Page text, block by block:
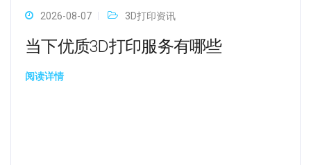
2026-08-07 3D打印资讯
当下优质3D打印服务有哪些
阅读详情